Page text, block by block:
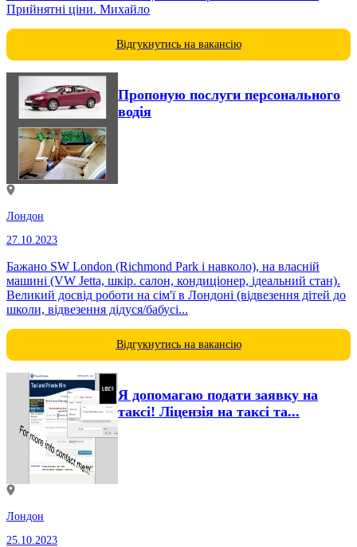
Прийнятні ціни. Михайло
Відгукнутись на вакансію
Пропоную послуги персонального
водія
Лондон
27.10.2023
Бажано SW London (Richmond Park і навколо), на власній
машині (VW Jetta, шкір. салон, кондиціонер, ідеальний стан).
Великий досвід роботи на сім'ї в Лондоні (відвезення дітей до
школи, відвезення дідуся/бабусі...
Відгукнутись на вакансію
Я допомагаю подати заявку на
таксі! Ліцензія на таксі та...
Лондон
25.10.2023